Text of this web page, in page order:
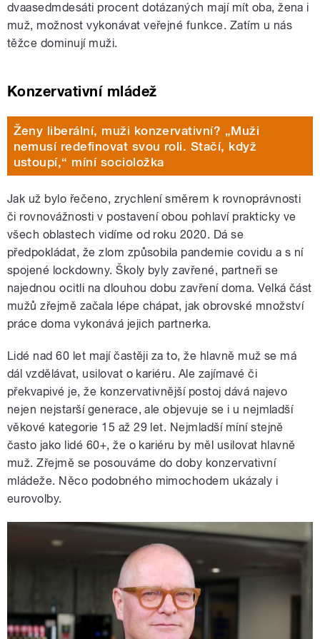
dvaasedmdesáti procent dotázaných mají mít oba, žena i
muž, možnost vykonávat veřejné funkce. Zatím u nás
těžce dominují muži.
Konzervativní mládež
Ženy liberální, muži konzervativní? „Muži
nemusí redefinovat svou roli. Stačí, když
ustoupí,“ míní socioložka
Jak už bylo řečeno, zrychlení směrem k rovnoprávnosti
či rovnovážnosti v postavení obou pohlaví prakticky ve
všech oblastech vidíme od roku 2020. Dá se
předpokládat, že zlom způsobila pandemie covidu a s ní
spojené lockdowny. Školy byly zavřené, partneři se
najednou ocitli na dlouhou dobu zavření doma. Velká část
mužů zřejmě začala lépe chápat, jak obrovské množství
práce doma vykonává jejich partnerka.
Lidé nad 60 let mají častěji za to, že hlavně muž se má
dál vzdělávat, usilovat o kariéru. Ale zajímavé či
překvapivé je, že konzervativnější postoj dává najevo
nejen nejstarší generace, ale objevuje se i u nejmladší
věkové kategorie 15 až 29 let. Nejmladší míní stejně
často jako lidé 60+, že o kariéru by měl usilovat hlavně
muž. Zřejmě se posouváme do doby konzervativní
mládeže. Něco podobného mimochodem ukázaly i
eurovolby.